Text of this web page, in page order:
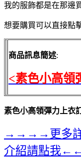
我的服飾都是在那邊
想要購買可以直接點
商品訊息簡述:
<素色小高領
素色小高領彈力上衣
→→→→更多詳
介紹請點我